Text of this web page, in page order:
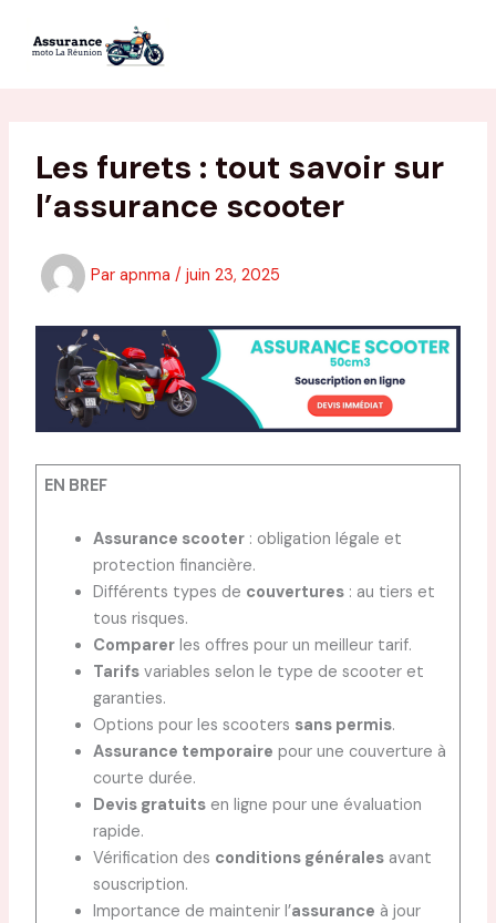
Les furets : tout savoir sur
l’assurance scooter
Par apnma / juin 23, 2025
EN BREF
Assurance scooter: obligation légale et
protection financière.
Différents types de couvertures: au tiers et
tous risques.
Comparerles offres pour un meilleur tarif.
Tarifsvariables selon le type de scooter et
garanties.
Options pour les scooters sans permis.
Assurance temporaire pour une couverture à
courte durée.
Devis gratuitsen ligne pour une évaluation
rapide.
Vérification des conditions généralesavant
souscription.
Importance de maintenir l’assurance à jour